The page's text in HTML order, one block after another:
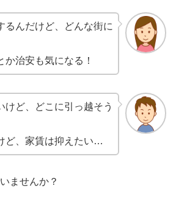
るんだけど、どんな街に
治安も気になる！
けど、どこに引っ越そう
ど、家賃は抑えたい…
ませんか？